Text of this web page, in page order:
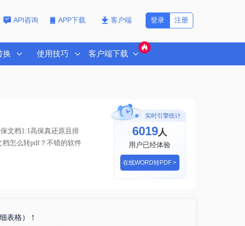
API咨询 APP下载 客户端 注册
登录
换 使用技巧 客户端下载
文档1:1高保真还原且排
档怎么转pdf？不错的软件
实时引擎统计
6020人
用户已经体验
在线WORD转PDF >
表格）！